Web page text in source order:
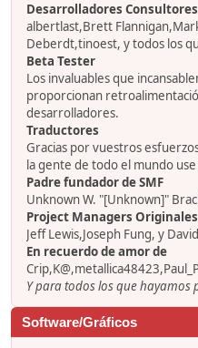
Desarrolladores Consultores
albertlast,Brett
Deberdt,tinoest, y todos los
Beta Tester
Los invaluables que
proporcionan
desarrolladores.
Traductores
Gracias por vuestros
la gente de todo el mundo use
Padre fundador de SMF
Unknown W. "[Unknown]"
Project Managers Originales
Jeff Lewis,Joseph Fung, y
En recuerdo de amor de
Y para todos los que hayamos
Software/Gráficos